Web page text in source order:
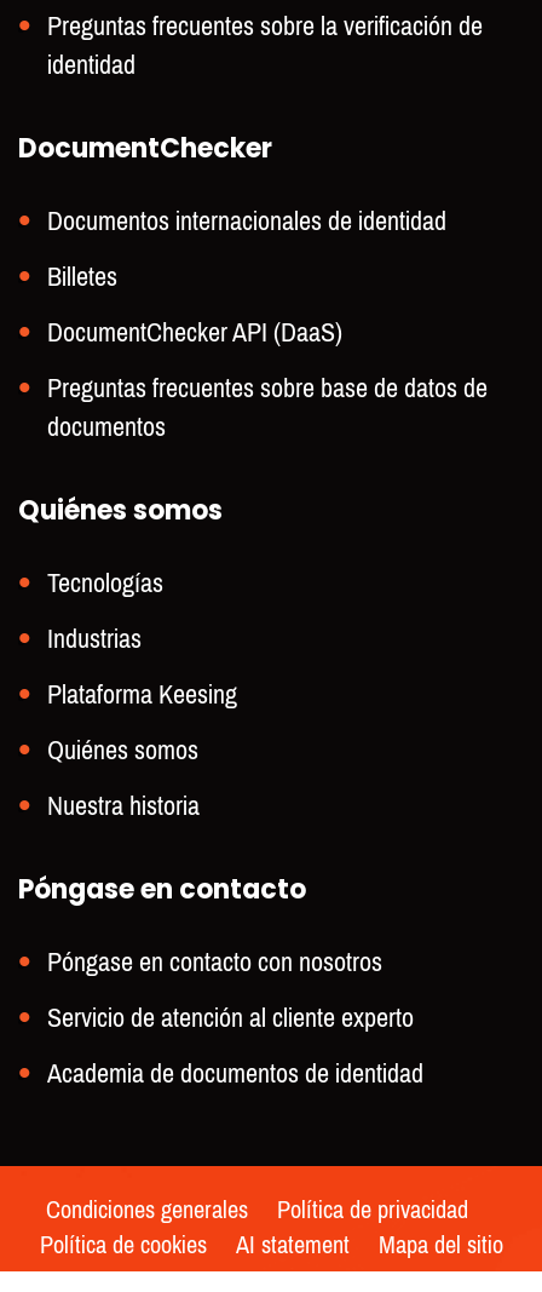
Preguntas frecuentes sobre la verificación de
identidad
DocumentChecker
Documentos internacionales de identidad
Billetes
DocumentChecker API (DaaS)
Preguntas frecuentes sobre base de datos de
documentos
Quiénes somos
Tecnologías
Industrias
Plataforma Keesing
Quiénes somos
Nuestra historia
Póngase en contacto
Póngase en contacto con nosotros
Servicio de atención al cliente experto
Academia de documentos de identidad
Condiciones generales Política de privacidad
Política de cookies AI statement
Mapa del sitio